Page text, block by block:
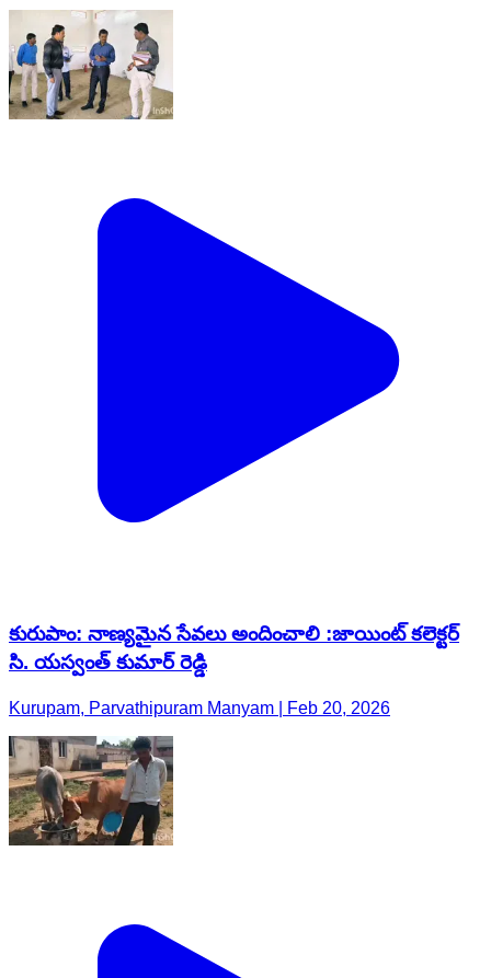
కురుపాం: నాణ్యమైన సేవలు అందించాలి :జాయింట్ కలెక్టర్
సి. యస్వంత్ కుమార్ రెడ్డి
Kurupam, Parvathipuram Manyam | Feb 20, 2026